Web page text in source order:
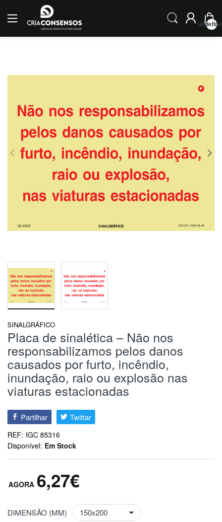
SINALGRÁFICO
Placa de sinalética – Não nos
responsabilizamos pelos danos
causados por furto, incêndio,
inundação, raio ou explosão nas
viaturas estacionadas
Partilhar Twittar
REF: IGC 85316
Disponível: Em Stock
6,27€
DIMENSÃO (MM)